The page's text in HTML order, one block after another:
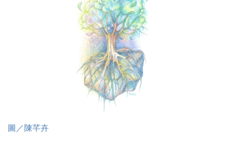
圖／陳芊卉
CSD中衛營運長張德成：中衛跳脫框架 玩出口罩新
金獎的代價 牛恆泰：沒人知道我失去什麼！
台灣百事食品 注重品牌體驗創造差異化
黃麗萍：媒體代理商有幫客戶升級的責任！
牛恆泰：媒體產業蛻變關鍵期，數位轉型該怎麼